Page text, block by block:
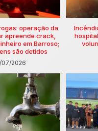
operação da
apreende crack,
em Barroso;
são detidos
07/2026